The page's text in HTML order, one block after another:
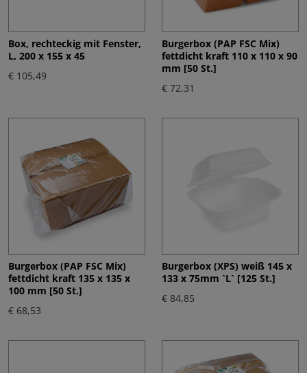
Box, rechteckig mit Fenster,
L, 200 x 155 x 45
€ 105,49
Burgerbox (PAP FSC Mix)
fettdicht kraft 110 x 110 x 90
mm [50 St.]
€ 72,31
Burgerbox (PAP FSC Mix)
fettdicht kraft 135 x 135 x
100 mm [50 St.]
€ 68,53
Burgerbox (XPS) weiß 145 x
133 x 75mm `L` [125 St.]
€ 84,85